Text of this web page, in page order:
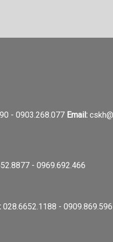
- 0903.268.077 Email:
- 0969.692.466
028.6652.1188 - 0909.869.596